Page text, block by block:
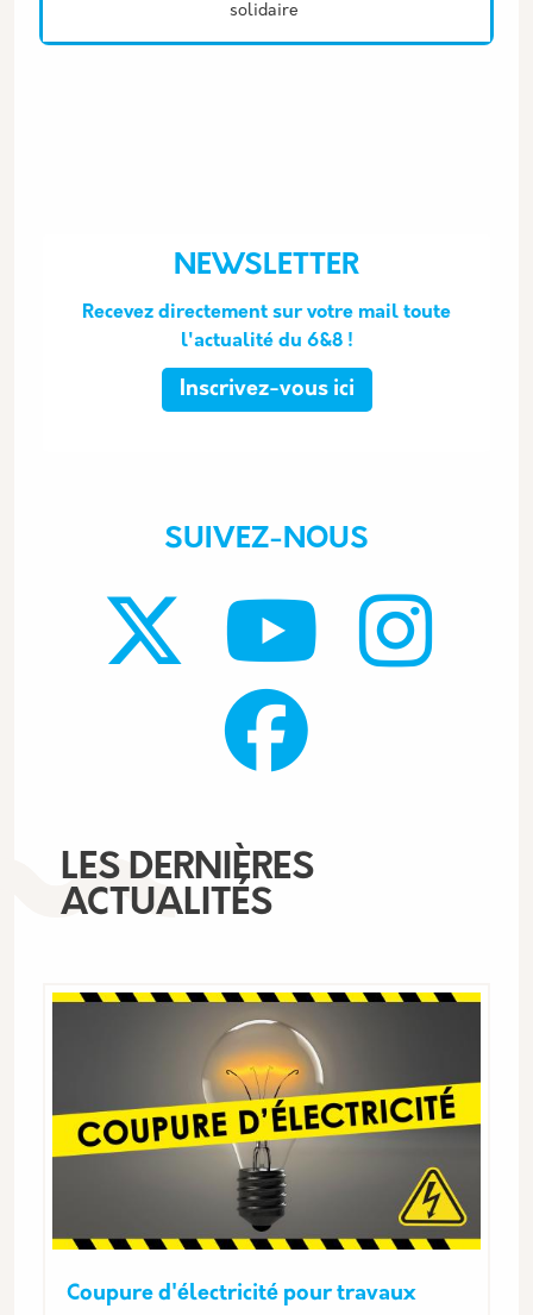
solidaire
NEWSLETTER
Recevez directement sur votre mail toute
l'actualité du 6&8 !
Inscrivez-vous ici
SUIVEZ-NOUS
LES DERNIÈRES
ACTUALITÉS
Coupure d'électricité pour travaux